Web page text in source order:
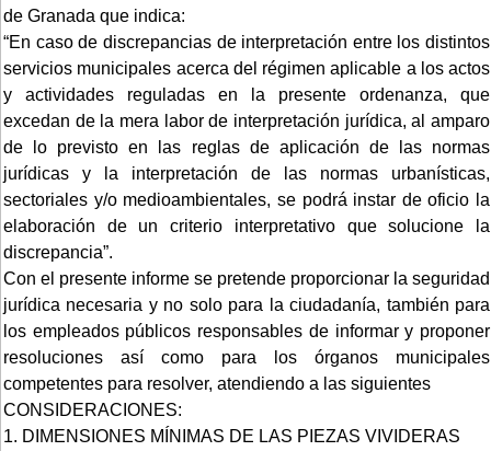
de Granada que indica:
“En caso de discrepancias de interpretación entre los distintos
servicios municipales acerca del régimen aplicable a los actos
y actividades reguladas en la presente ordenanza, que
excedan de la mera labor de interpretación jurídica, al amparo
de lo previsto en las reglas de aplicación de las normas
jurídicas y la interpretación de las normas urbanísticas,
sectoriales y/o medioambientales, se podrá instar de oficio la
elaboración de un criterio interpretativo que solucione la
discrepancia”.
Con el presente informe se pretende proporcionar la seguridad
jurídica necesaria y no solo para la ciudadanía, también para
los empleados públicos responsables de informar y proponer
resoluciones así como para los órganos municipales
competentes para resolver, atendiendo a las siguientes
CONSIDERACIONES:
1. DIMENSIONES MÍNIMAS DE LAS PIEZAS VIVIDERAS